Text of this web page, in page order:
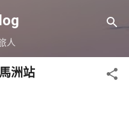
內容
人
洲站